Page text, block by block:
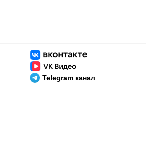
Telegram канал